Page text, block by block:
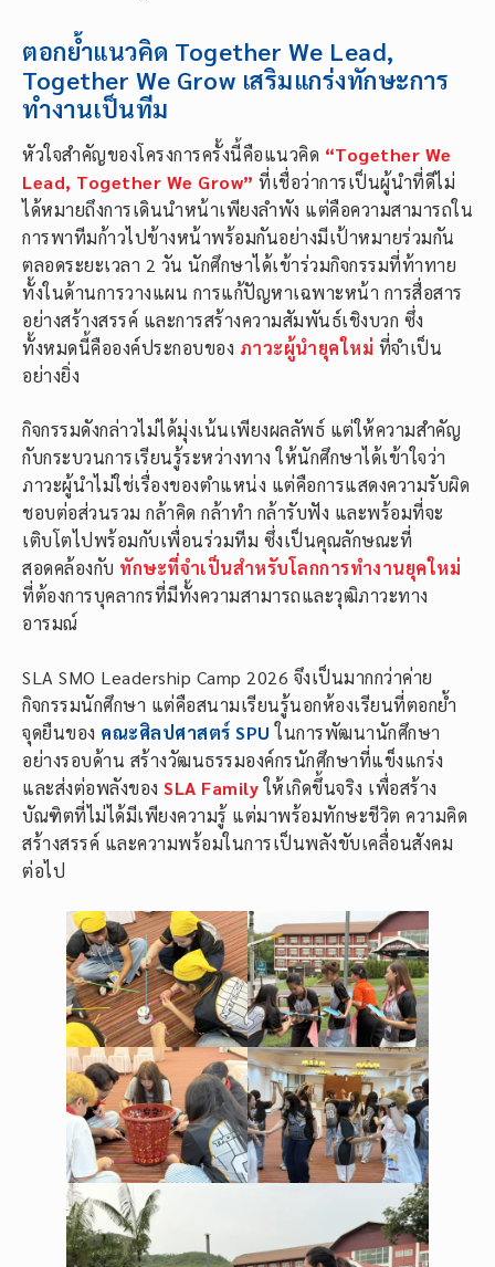
ตอกย้ำแนวคิด Together We Lead,
Together We Grow เสริมแกร่งทักษะการ
ทำงานเป็นทีม
หัวใจสำคัญของโครงการครั้งนี้คือแนวคิด “Together We
Lead, Together We Grow” ที่เชื่อว่าการเป็นผู้นำที่ดีไม่
ได้หมายถึงการเดินนำหน้าเพียงลำพัง แต่คือความสามารถใน
การพาทีมก้าวไปข้างหน้าพร้อมกันอย่างมีเป้าหมายร่วมกัน
ตลอดระยะเวลา 2 วัน นักศึกษาได้เข้าร่วมกิจกรรมที่ท้าทาย
ทั้งในด้านการวางแผน การแก้ปัญหาเฉพาะหน้า การสื่อสาร
อย่างสร้างสรรค์ และการสร้างความสัมพันธ์เชิงบวก ซึ่ง
ทั้งหมดนี้คือองค์ประกอบของ ภาวะผู้นำยุคใหม่ ที่จำเป็น
อย่างยิ่ง
กิจกรรมดังกล่าวไม่ได้มุ่งเน้นเพียงผลลัพธ์ แต่ให้ความสำคัญ
กับกระบวนการเรียนรู้ระหว่างทาง ให้นักศึกษาได้เข้าใจว่า
ภาวะผู้นำไม่ใช่เรื่องของตำแหน่ง แต่คือการแสดงความรับผิด
ชอบต่อส่วนรวม กล้าคิด กล้าทำ กล้ารับฟัง และพร้อมที่จะ
เติบโตไปพร้อมกับเพื่อนร่วมทีม ซึ่งเป็นคุณลักษณะที่
สอดคล้องกับ ทักษะที่จำเป็นสำหรับโลกการทำงานยุคใหม่
ที่ต้องการบุคลากรที่มีทั้งความสามารถและวุฒิภาวะทาง
อารมณ์
SLA SMO Leadership Camp 2026 จึงเป็นมากกว่าค่าย
กิจกรรมนักศึกษา แต่คือสนามเรียนรู้นอกห้องเรียนที่ตอกย้ำ
จุดยืนของ คณะศิลปศาสตร์ SPU ในการพัฒนานักศึกษา
อย่างรอบด้าน สร้างวัฒนธรรมองค์กรนักศึกษาที่แข็งแกร่ง
และส่งต่อพลังของ SLA Familyให้เกิดขึ้นจริง เพื่อสร้าง
บัณฑิตที่ไม่ได้มีเพียงความรู้ แต่มาพร้อมทักษะชีวิต ความคิด
สร้างสรรค์ และความพร้อมในการเป็นพลังขับเคลื่อนสังคม
ต่อไป